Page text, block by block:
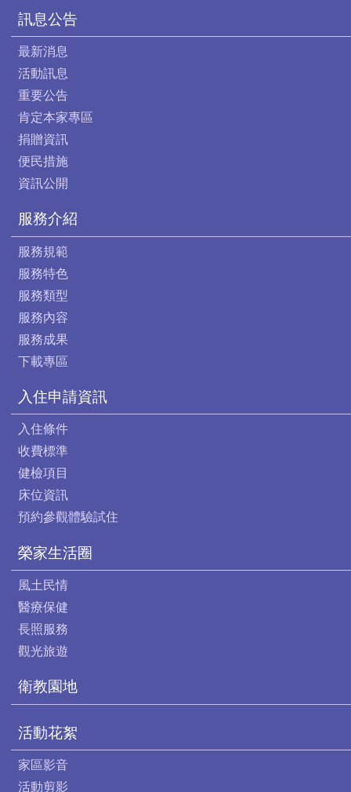
訊息公告
最新消息
活動訊息
重要公告
肯定本家專區
捐贈資訊
便民措施
資訊公開
服務介紹
服務規範
服務特色
服務類型
服務內容
服務成果
下載專區
入住申請資訊
入住條件
收費標準
健檢項目
床位資訊
預約參觀體驗試住
榮家生活圈
風土民情
醫療保健
長照服務
觀光旅遊
衛教園地
活動花絮
家區影音
活動剪影